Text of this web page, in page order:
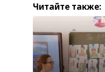
Читайте также: